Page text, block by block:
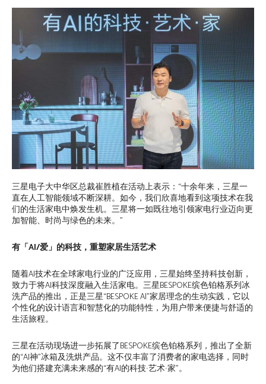
三星电子大中华区总裁崔胜植在活动上表示：“十余年来，三星一
直在人工智能领域不断深耕。如今，我们欣喜地看到这项技术在我
们的生活家电中焕发生机。三星将一如既往地引领家电行业迈向更
加智能、时尚与绿色的未来。”
有「AI/爱」的科技，重塑家居生活艺术
随着AI技术在全球家电行业的广泛应用，三星始终坚持科技创新，
致力于将AI科技深度融入生活家电。三星BESPOKE缤色铂格系列冰
洗产品的推出，正是三星“BESPOKE AI”家居理念的生动实践，它以
个性化的设计语言和智慧化的功能特性，为用户带来便捷与舒适的
生活旅程。
三星在活动现场进一步拓展了BESPOKE缤色铂格系列，推出了全新
的“AI神”冰箱及洗烘产品。这不仅丰富了消费者的家电选择，同时
为他们搭建充满未来感的“有AI的科技∙艺术∙家”。